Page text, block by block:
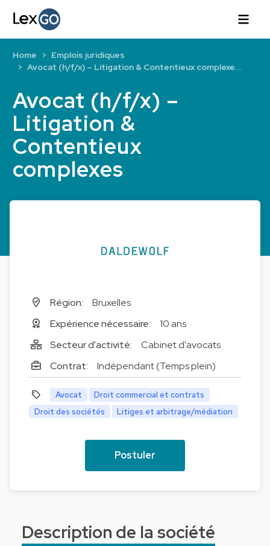
Avocat (h/f/x) –
Litigation &
Contentieux
complexes
Home
Emplois juridiques
Avocat (h/f/x) – Litigation & Contentieux complexe…
Région:
Bruxelles
Expérience nécessaire:
10 ans
Secteur d'activité:
Cabinet d'avocats
Contrat:
Indépendant (Temps plein)
Avocat
Droit commercial et contrats
Droit des sociétés
Litiges et arbitrage/médiation
Postuler
Description de la société